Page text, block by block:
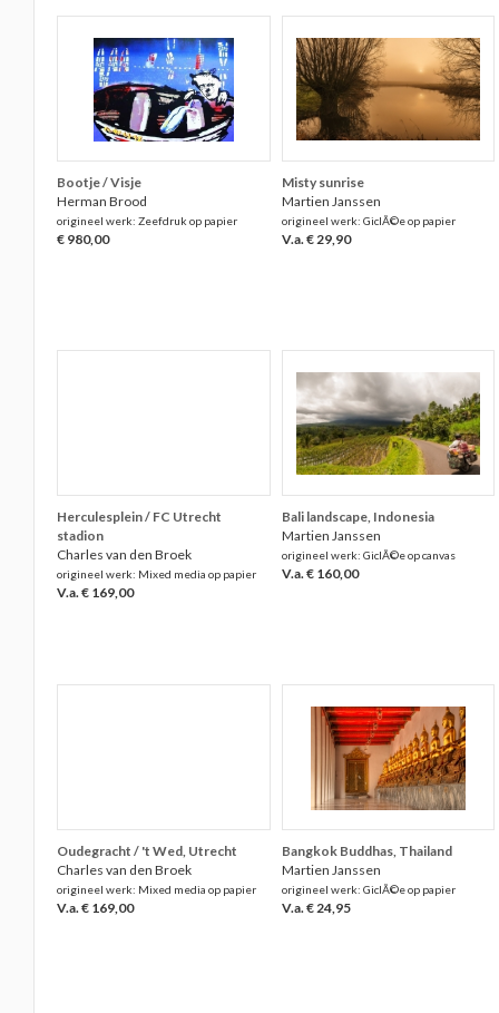
Bootje / Visje
Herman Brood
origineel werk: Zeefdruk op papier
€ 980,00
Misty sunrise
Martien Janssen
origineel werk: GiclÃ©e op papier
V.a. € 29,90
Herculesplein / FC Utrecht
stadion
Charles van den Broek
origineel werk: Mixed media op papier
V.a. € 169,00
Bali landscape, Indonesia
Martien Janssen
origineel werk: GiclÃ©e op canvas
V.a. € 160,00
Oudegracht / 't Wed, Utrecht
Charles van den Broek
origineel werk: Mixed media op papier
V.a. € 169,00
Bangkok Buddhas, Thailand
Martien Janssen
origineel werk: GiclÃ©e op papier
V.a. € 24,95